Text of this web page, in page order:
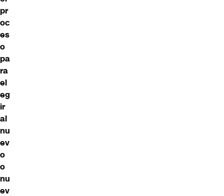
pr
oc
es
o
pa
ra
el
eg
ir
al
nu
ev
o
o
nu
ev